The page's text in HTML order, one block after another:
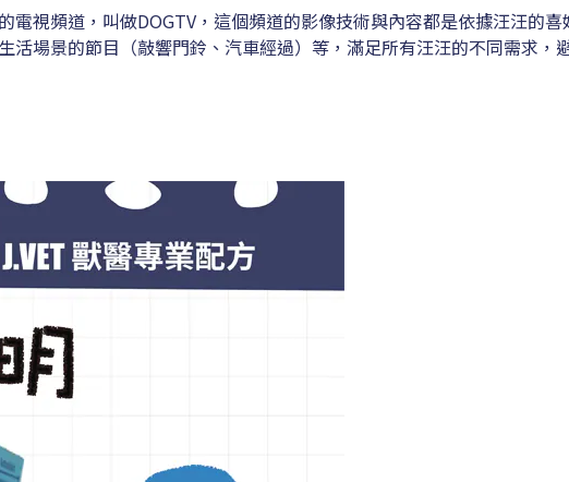
視頻道，叫做DOGTV，這個頻道的影像技術與內容都是依據汪汪的
場景的節目（敲響門鈴、汽車經過）等，滿足所有汪汪的不同需求，